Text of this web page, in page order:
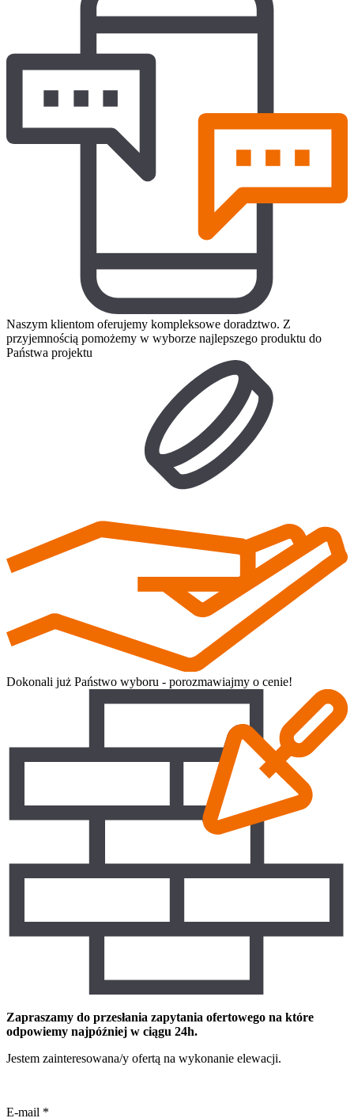
Naszym klientom oferujemy kompleksowe doradztwo. Z
przyjemnością pomożemy w wyborze najlepszego produktu do
Państwa projektu
Dokonali już Państwo wyboru - porozmawiajmy o cenie!
Zapraszamy do przesłania zapytania ofertowego na które
odpowiemy najpóźniej w ciągu 24h.
Jestem zainteresowana/y ofertą na wykonanie elewacji.
E-mail *